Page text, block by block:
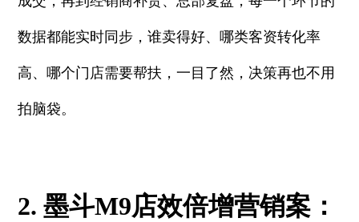
数据都能实时同步，谁卖得好、哪类客资转化率
高、哪个门店需要帮扶，一目了然，决策再也不用
拍脑袋。
2. 墨斗M9店效倍增营销案：